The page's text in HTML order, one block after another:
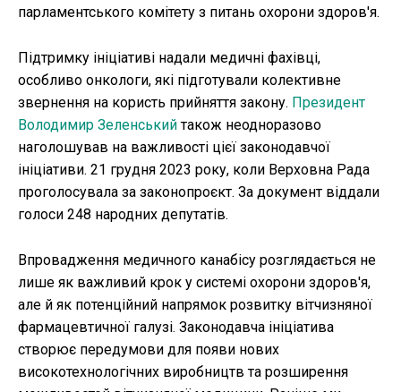
парламентського комітету з питань охорони здоров'я.
Підтримку ініціативі надали медичні фахівці,
особливо онкологи, які підготували колективне
звернення на користь прийняття закону. Президент
Володимир Зеленськийтакож неодноразово
наголошував на важливості цієї законодавчої
ініціативи. 21 грудня 2023 року, коли Верховна Рада
проголосувала за законопроєкт. За документ віддали
голоси 248 народних депутатів.
Впровадження медичного канабісу розглядається не
лише як важливий крок у системі охорони здоров'я,
але й як потенційний напрямок розвитку вітчизняної
фармацевтичної галузі. Законодавча ініціатива
створює передумови для появи нових
високотехнологічних виробництв та розширення